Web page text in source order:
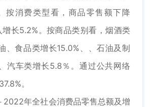
按消费类型看，商品零售额下降
增长5.2%。按商品类别看，烟酒类
、食品类增长15.0%、、石油及制
汽车类增长5.8％。通过公共网络
。
年全社会消费品零售总额及增